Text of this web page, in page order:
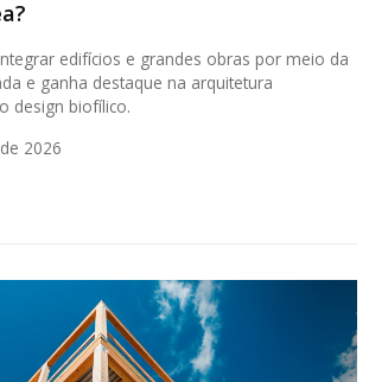
edifícios e grandes obras por meio da
e ganha destaque na arquitetura
design biofílico.
2026